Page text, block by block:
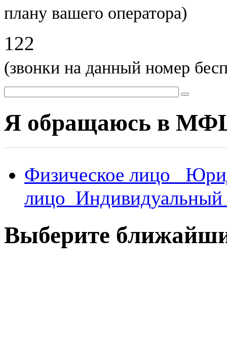
плану вашего оператора)
122
(звонки на данный номер
Я обращаюсь в
Физическое лицо
лицо Индивидуальный
Выберите